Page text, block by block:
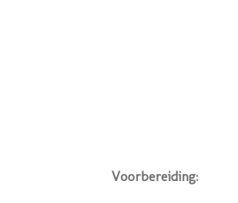
Voorbereiding: